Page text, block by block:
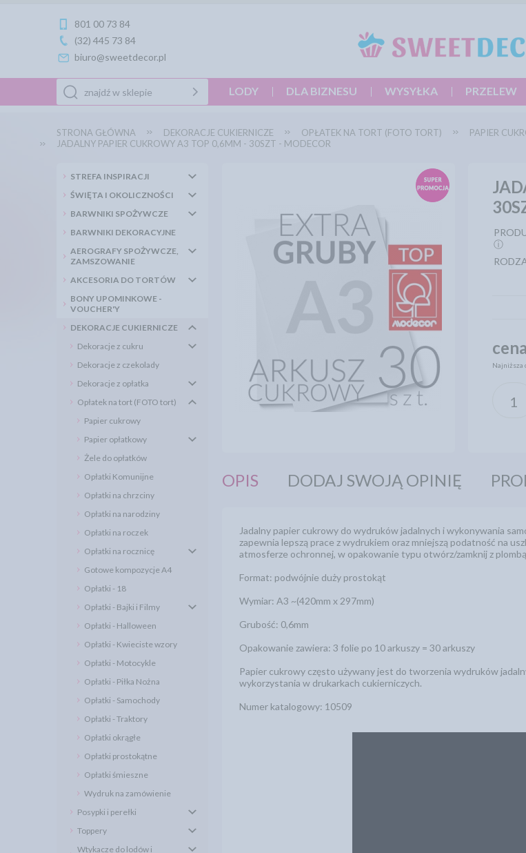
801 00 73 84
(32) 445 73 84
biuro@sweetdecor.pl
LODY DLA BIZNESU WYSYŁKA PRZELEW
STRONA GŁÓWNA DEKORACJE CUKIERNICZE OPŁATEK NA TORT (FOTO TORT)
PAPIER
JADALNY PAPIER CUKROWY A3 TOP 0,6MM - 30SZT - MODECOR
STREFA INSPIRACJI
ŚWIĘTA I OKOLICZNOŚCI
BARWNIKI SPOŻYWCZE
BARWNIKI DEKORACYJNE
AEROGRAFY SPOŻYWCZE,
ZAMSZOWANIE
AKCESORIA DO TORTÓW
BONY UPOMINKOWE -
VOUCHER'Y
DEKORACJE CUKIERNICZE
Dekoracje z cukru
Dekoracje z czekolady
Dekoracje z opłatka
Opłatek na tort (FOTO tort)
Papier cukrowy
Papier opłatkowy
Żele do opłatków
Opłatki Komunijne
Opłatki na chrzciny
Opłatki na narodziny
Opłatki na roczek
Opłatki na rocznicę
Gotowe kompozycje A4
Opłatki - 18
Opłatki - Bajki i Filmy
Opłatki - Halloween
Opłatki - Kwieciste wzory
Opłatki - Motocykle
Opłatki - Piłka Nożna
Opłatki - Samochody
Opłatki - Traktory
Opłatki okrągłe
Opłatki prostokątne
Opłatki śmieszne
Wydruk na zamówienie
Posypki i perełki
Toppery
Wtykacze do lodów i
ⓘ
Najniższa
OPIS DODAJ SWOJĄ OPINIĘ
Jadalny papier cukrowy do wydruków jadalnych i wykonywania
zapewnia lepszą prace z wydrukiem oraz mniejszą podatność na
atmosferze ochronnej, w opakowanie typu otwórz/zamknij z
Format: podwójnie duży prostokąt
Wymiar: A3 ~(420mm x 297mm)
Grubość: 0,6mm
Opakowanie zawiera: 3 folie po 10 arkuszy = 30 arkuszy
Papier cukrowy często używany jest do tworzenia wydruków
wykorzystania w drukarkach cukierniczych.
Numer katalogowy: 10509